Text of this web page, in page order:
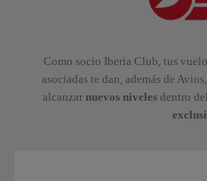
Como socio Iberia Club, tus
asociadas te dan, además de Avios,
alcanzar nuevos nivelesdentro